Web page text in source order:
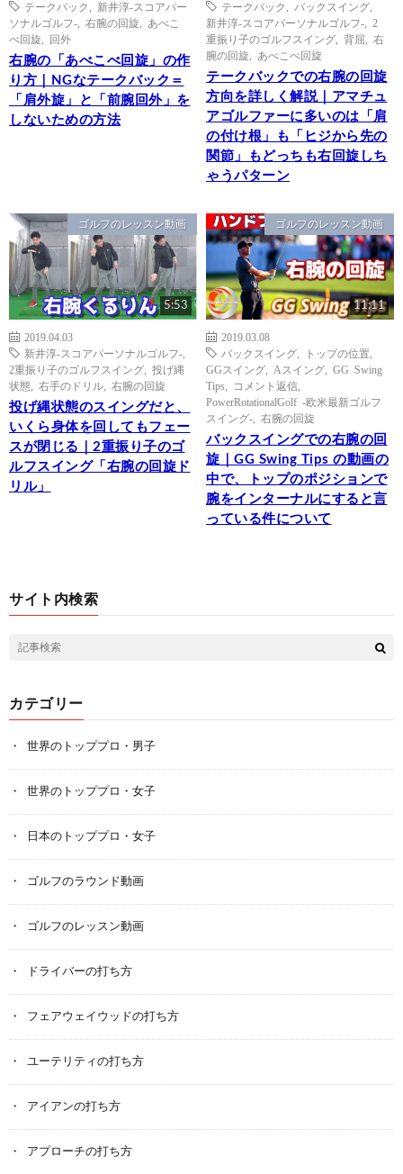
テークバック
新井淳-スコアパー
ソナルゴルフ-
右腕の回旋
あべこ
べ回旋
回外
右腕の「あべこべ回旋」の作
り方｜NGなテークバック＝
「肩外旋」と「前腕回外」を
しないための方法
テークバック
バックスイング
新井淳-スコアパーソナルゴルフ-
2
重振り子のゴルフスイング
背屈
右
腕の回旋
あべこべ回旋
テークバックでの右腕の回旋
方向を詳しく解説｜アマチュ
アゴルファーに多いのは「肩
の付け根」も「ヒジから先の
関節」もどっちも右回旋しち
ゃうパターン
ゴルフのレッスン動画
5:53
2019.04.03
新井淳-スコアパーソナルゴルフ-
2重振り子のゴルフスイング
投げ縄
状態
右手のドリル 右腕の回旋
投げ縄状態のスイングだと、
いくら身体を回してもフェー
スが閉じる｜2重振り子のゴ
ルフスイング「右腕の回旋ド
リル」
ゴルフのレッスン動画
11:11
2019.03.08
バックスイング
トップの位置
GGスイング
Aスイング
GG Swing
Tips
コメント返信
PowerRotationalGolf -欧米最新ゴルフ
スイング-
右腕の回旋
バックスイングでの右腕の回
旋｜GG Swing Tips の動画の
中で、トップのポジションで
腕をインターナルにすると言
っている件について
サイト内検索
カテゴリー
世界のトッププロ・男子
世界のトッププロ・女子
日本のトッププロ・女子
ゴルフのラウンド動画
ゴルフのレッスン動画
ドライバーの打ち方
フェアウェイウッドの打ち方
ユーテリティの打ち方
アイアンの打ち方
アプローチの打ち方